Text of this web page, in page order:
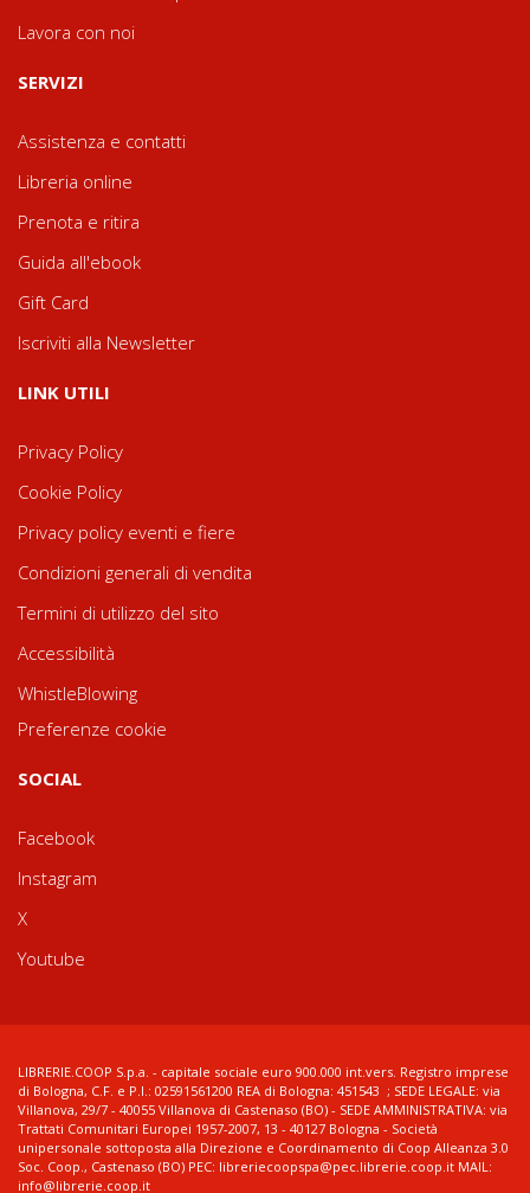
Lavora con noi
SERVIZI
Assistenza e contatti
Libreria online
Prenota e ritira
Guida all'ebook
Gift Card
Iscriviti alla Newsletter
LINK UTILI
Privacy Policy
Cookie Policy
Privacy policy eventi e fiere
Condizioni generali di vendita
Termini di utilizzo del sito
Accessibilità
WhistleBlowing
Preferenze cookie
SOCIAL
Facebook
Instagram
X
Youtube
LIBRERIE.COOP S.p.a. - capitale sociale euro 900.000 int.vers. Registro imprese
di Bologna, C.F. e P.I.: 02591561200 REA di Bologna: 451543 ; SEDE LEGALE: via
Villanova, 29/7 - 40055 Villanova di Castenaso (BO) - SEDE AMMINISTRATIVA: via
Trattati Comunitari Europei 1957-2007, 13 - 40127 Bologna - Società
unipersonale sottoposta alla Direzione e Coordinamento di Coop Alleanza 3.0
Soc. Coop., Castenaso (BO) PEC: libreriecoopspa@pec.librerie.coop.it MAIL:
info@librerie.coop.it